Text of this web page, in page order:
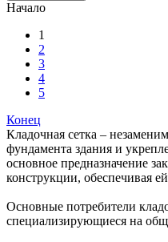
Начало
1
2
3
4
5
Конец
Кладочная сетка –
фундамента здания и
основное предназначение
конструкции, обеспечивая
Основные потребители
специализирующиеся на